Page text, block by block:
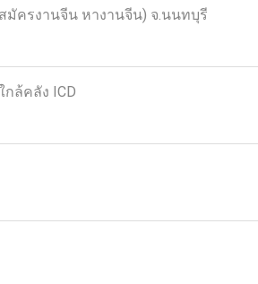
ครงานจีน หางานจีน) จ.นนทบุรี
ล้คลัง ICD